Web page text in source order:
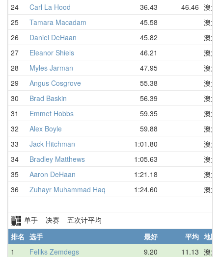
24
Carl La Hood 36.43 46.46 澳大
25
Tamara Macadam 45.58
澳大
26
Daniel DeHaan 45.82
澳大
27
Eleanor Shiels 46.21
澳大
28
Myles Jarman 47.95
澳大
29
Angus Cosgrove 55.38
澳大
30
Brad Baskin 56.39
澳大
31
Emmet Hobbs 59.35
澳大
32
Alex Boyle 59.88
澳大
33
Jack Hitchman 1:01.80
澳大
34
Bradley Matthews 1:05.63
澳大
35
Aaron DeHaan 1:21.18
澳大
36
Zuhayr Muhammad Haq 1:24.60 澳大
单手 决赛 五次计平均
排名 选手 最好 平均 地区
1
Feliks Zemdegs 9.20 11.13 澳大